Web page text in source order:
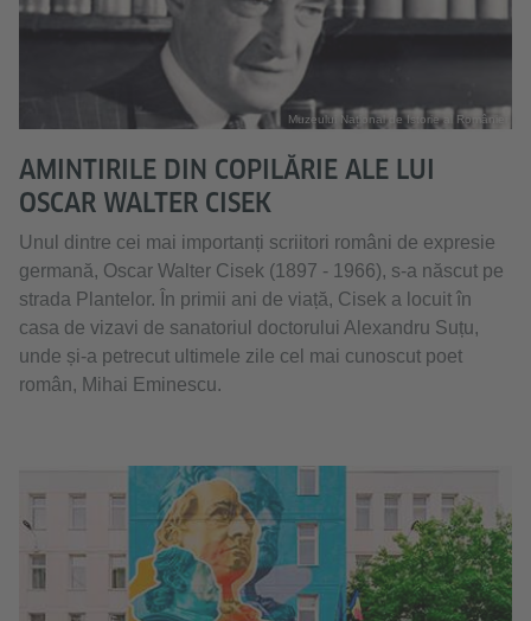
Muzeului Național de Istorie al României
AMINTIRILE DIN COPILĂRIE ALE LUI
OSCAR WALTER CISEK
Unul dintre cei mai importanți scriitori români de expresie
germană, Oscar Walter Cisek (1897 - 1966), s-a născut pe
strada Plantelor. În primii ani de viață, Cisek a locuit în
casa de vizavi de sanatoriul doctorului Alexandru Suțu,
unde și-a petrecut ultimele zile cel mai cunoscut poet
român, Mihai Eminescu.